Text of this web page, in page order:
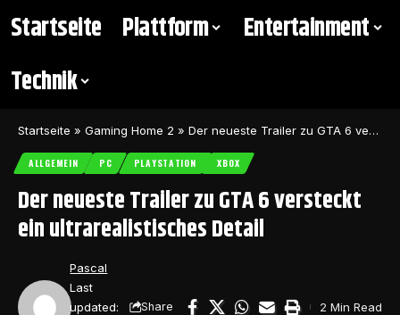
Startseite Plattform
Entertainment
Technik
Startseite » Gaming Home 2 » Der neueste Trailer zu GTA 6 versteckt ein ultrarealistisches Detail
ALLGEMEIN PC PLAYSTATION XBOX
Der neueste Trailer zu GTA 6 versteckt
ein ultrarealistisches Detail
Last
updated:
Pascal
Share 2 Min Read